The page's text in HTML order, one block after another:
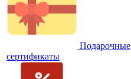
Подарочные
сертификаты